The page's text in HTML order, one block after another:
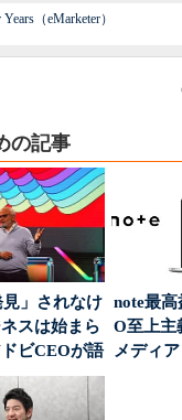
（eMarketer）
の記事
」されなけ
スは始まら
ビCEOが語
ージ...
note最高
O至上
メディ